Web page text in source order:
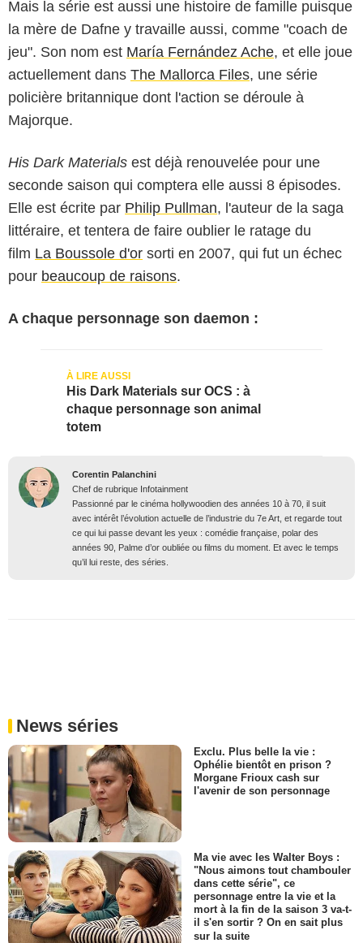
Mais la série est aussi une histoire de famille puisque
la mère de Dafne y travaille aussi, comme "coach de
jeu". Son nom est María Fernández Ache, et elle joue
actuellement dans The Mallorca Files, une série
policière britannique dont l'action se déroule à
Majorque.
His Dark Materials est déjà renouvelée pour une
seconde saison qui comptera elle aussi 8 épisodes.
Elle est écrite par Philip Pullman, l'auteur de la saga
littéraire, et tentera de faire oublier le ratage du
film La Boussole d'or sorti en 2007, qui fut un échec
pour beaucoup de raisons.
A chaque personnage son daemon :
His Dark Materials sur OCS : à
chaque personnage son animal
totem
Corentin Palanchini
Chef de rubrique Infotainment
Passionné par le cinéma hollywoodien des années 10 à 70, il suit
avec intérêt l’évolution actuelle de l’industrie du 7e Art, et regarde tout
ce qui lui passe devant les yeux : comédie française, polar des
années 90, Palme d’or oubliée ou films du moment. Et avec le temps
qu’il lui reste, des séries.
News séries
Exclu. Plus belle la vie :
Ophélie bientôt en prison ?
Morgane Frioux cash sur
l'avenir de son personnage
Ma vie avec les Walter Boys :
"Nous aimons tout chambouler
dans cette série", ce
personnage entre la vie et la
mort à la fin de la saison 3 va-t-
il s'en sortir ? On en sait plus
sur la suite